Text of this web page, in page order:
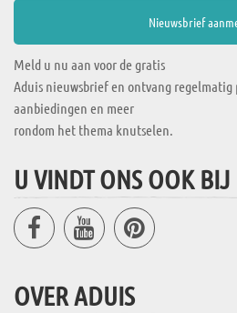
Meld u nu aan voor de gratis
Aduis nieuwsbrief en ontvang
aanbiedingen en meer
rondom het thema knutselen.
U VINDT ONS OOK BIJ
OVER ADUIS